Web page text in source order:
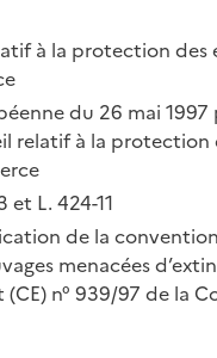
à la protection des
du 26 mai
relatif à la protection
et L. 424-11
de la
menacées
n° 939/97 de la